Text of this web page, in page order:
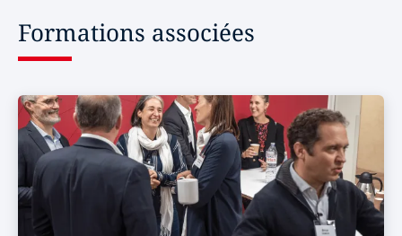
Formations associées